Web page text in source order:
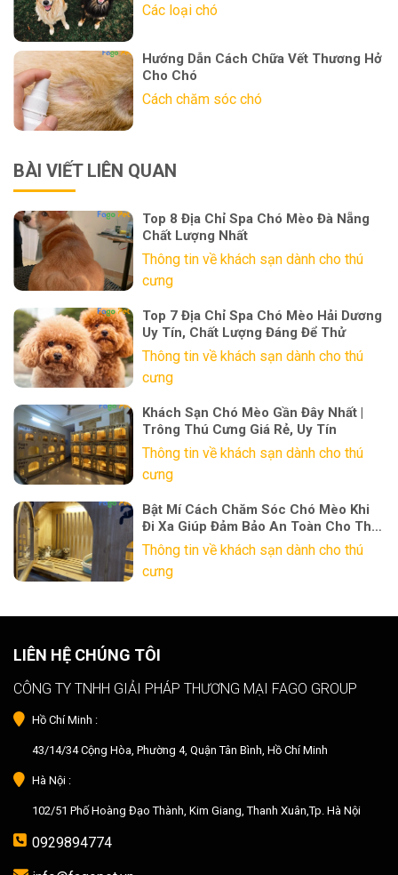
Các loại chó
Hướng Dẫn Cách Chữa Vết Thương Hở
Cho Chó
Cách chăm sóc chó
BÀI VIẾT LIÊN QUAN
Top 8 Địa Chỉ Spa Chó Mèo Đà Nẵng
Chất Lượng Nhất
Thông tin về khách sạn dành cho thú
cưng
Top 7 Địa Chỉ Spa Chó Mèo Hải Dương
Uy Tín, Chất Lượng Đáng Để Thử
Thông tin về khách sạn dành cho thú
cưng
Khách Sạn Chó Mèo Gần Đây Nhất |
Trông Thú Cưng Giá Rẻ, Uy Tín
Thông tin về khách sạn dành cho thú
cưng
Bật Mí Cách Chăm Sóc Chó Mèo Khi
Đi Xa Giúp Đảm Bảo An Toàn Cho Thú
Cưng
Thông tin về khách sạn dành cho thú
cưng
LIÊN HỆ CHÚNG TÔI
CÔNG TY TNHH GIẢI PHÁP THƯƠNG MẠI FAGO GROUP
Hồ Chí Minh :
43/14/34 Cộng Hòa, Phường 4, Quận Tân Bình, Hồ Chí Minh
Hà Nội :
102/51 Phố Hoàng Đạo Thành, Kim Giang, Thanh Xuân,Tp. Hà Nội
0929894774